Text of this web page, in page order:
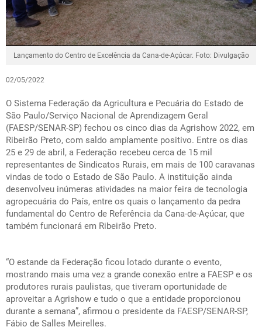
Lançamento do Centro de Excelência da Cana-de-Açúcar. Foto: Divulgação
02/05/2022
O Sistema Federação da Agricultura e Pecuária do Estado de
São Paulo/Serviço Nacional de Aprendizagem Geral
(FAESP/SENAR-SP) fechou os cinco dias da Agrishow 2022, em
Ribeirão Preto, com saldo amplamente positivo. Entre os dias
25 e 29 de abril, a Federação recebeu cerca de 15 mil
representantes de Sindicatos Rurais, em mais de 100 caravanas
vindas de todo o Estado de São Paulo. A instituição ainda
desenvolveu inúmeras atividades na maior feira de tecnologia
agropecuária do País, entre os quais o lançamento da pedra
fundamental do Centro de Referência da Cana-de-Açúcar, que
também funcionará em Ribeirão Preto.
“O estande da Federação ficou lotado durante o evento,
mostrando mais uma vez a grande conexão entre a FAESP e os
produtores rurais paulistas, que tiveram oportunidade de
aproveitar a Agrishow e tudo o que a entidade proporcionou
durante a semana”, afirmou o presidente da FAESP/SENAR-SP,
Fábio de Salles Meirelles.